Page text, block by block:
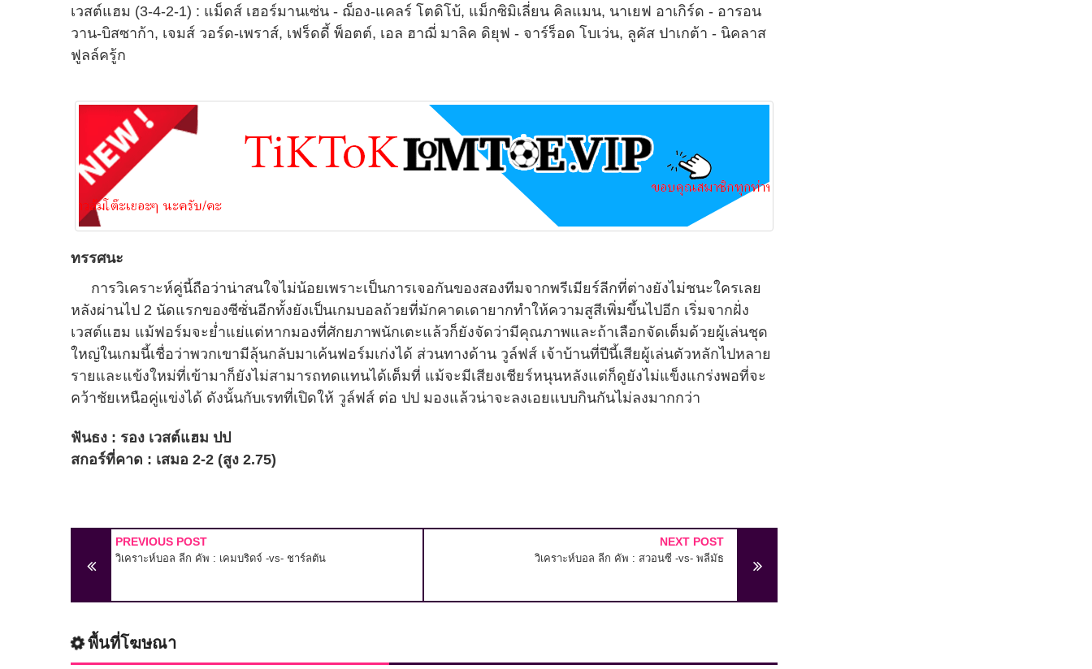
เวสต์แฮม (3-4-2-1) : แม็ดส์ เฮอร์มานเซ่น - ฌ็อง-แคลร์ โตดิโบ้, แม็กซิมิเลี่ยน คิลแมน, นาเยฟ อาเกิร์ด - อารอน
วาน-บิสซาก้า, เจมส์ วอร์ด-เพราส์, เฟร็ดดี้ พ็อตต์, เอล ฮาฌี่ มาลิค ดิยุฟ - จาร์ร็อด โบเว่น, ลูคัส ปาเกต้า - นิคลาส
ฟูลล์ครู้ก
ทรรศนะ
การวิเคราะห์คู่นี้ถือว่าน่าสนใจไม่น้อยเพราะเป็นการเจอกันของสองทีมจากพรีเมียร์ลีกที่ต่างยังไม่ชนะใครเลย
หลังผ่านไป 2 นัดแรกของซีซั่นอีกทั้งยังเป็นเกมบอลถ้วยที่มักคาดเดายากทำให้ความสูสีเพิ่มขึ้นไปอีก เริ่มจากฝั่ง
เวสต์แฮม แม้ฟอร์มจะย่ำแย่แต่หากมองที่ศักยภาพนักเตะแล้วก็ยังจัดว่ามีคุณภาพและถ้าเลือกจัดเต็มด้วยผู้เล่นชุด
ใหญ่ในเกมนี้เชื่อว่าพวกเขามีลุ้นกลับมาเค้นฟอร์มเก่งได้ ส่วนทางด้าน วูล์ฟส์ เจ้าบ้านที่ปีนี้เสียผู้เล่นตัวหลักไปหลาย
รายและแข้งใหม่ที่เข้ามาก็ยังไม่สามารถทดแทนได้เต็มที่ แม้จะมีเสียงเชียร์หนุนหลังแต่ก็ดูยังไม่แข็งแกร่งพอที่จะ
คว้าชัยเหนือคู่แข่งได้ ดังนั้นกับเรทที่เปิดให้ วูล์ฟส์ ต่อ ปป มองแล้วน่าจะลงเอยแบบกินกันไม่ลงมากกว่า
ฟันธง : รอง เวสต์แฮม ปป
สกอร์ที่คาด : เสมอ 2-2 (สูง 2.75)
PREVIOUS POST
วิเคราะห์บอล ลีก คัพ : เคมบริดจ์ -vs- ชาร์ลตัน
NEXT POST
วิเคราะห์บอล ลีก คัพ : สวอนซี -vs- พลีมัธ
พื้นที่โฆษณา